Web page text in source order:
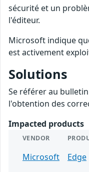
sécurité et un
l'éditeur.
Microsoft indique
est activement
Solutions
Se référer au
l'obtention des
Impacted products
VENDOR
Microsoft Edge